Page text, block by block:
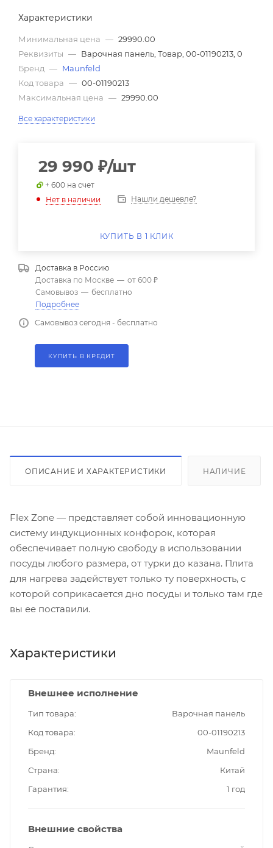
Характеристики
Минимальная цена — 29990.00
Реквизиты — Варочная панель, Товар, 00-01190213, 0
Бренд — Maunfeld
Код товара — 00-01190213
Максимальная цена — 29990.00
Все характеристики
29 990 ₽/шт
+ 600 на счет
Нет в наличии
Нашли дешевле?
КУПИТЬ В 1 КЛИК
Доставка в Россию
Доставка по Москве — от 600 ₽
Самовывоз — бесплатно
Подробнее
Самовывоз сегодня - бесплатно
КУПИТЬ В КРЕДИТ
ОПИСАНИЕ И ХАРАКТЕРИСТИКИ НАЛИЧИЕ
Flex Zone — представляет собой инновационную
систему индукционных конфорок, которая
обеспечивает полную свободу в использовании
посуды любого размера, от турки до казана. Плита
для нагрева задействует только ту поверхность, с
которой соприкасается дно посуды и только там где
вы ее поставили.
Характеристики
Внешнее исполнение
Тип товара
Варочная панель
Код товара
00-01190213
Бренд
Maunfeld
Страна
Китай
Гарантия
1 год
Внешние свойства